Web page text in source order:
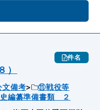
件名
）
文備考
⑪戦役等
編纂準備書類 ２